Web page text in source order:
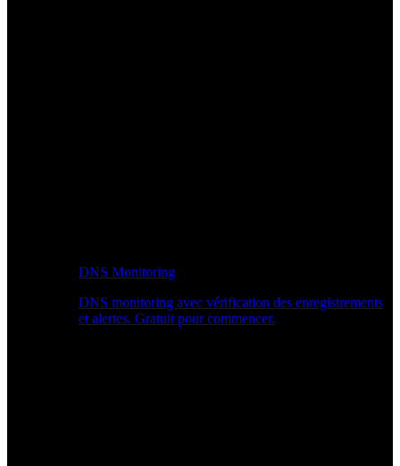
DNS Monitoring
DNS monitoring avec vérification des enregistrements
et alertes. Gratuit pour commencer.